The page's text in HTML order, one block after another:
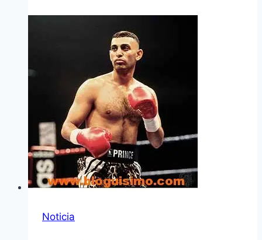
Noticia